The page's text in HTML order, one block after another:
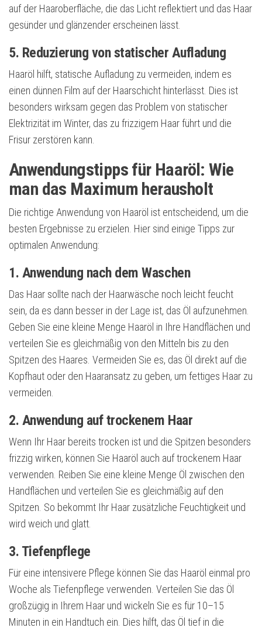
auf der Haaroberfläche, die das Licht reflektiert und das Haar
gesünder und glänzender erscheinen lässt.
5. Reduzierung von statischer Aufladung
Haaröl hilft, statische Aufladung zu vermeiden, indem es
einen dünnen Film auf der Haarschicht hinterlässt. Dies ist
besonders wirksam gegen das Problem von statischer
Elektrizität im Winter, das zu frizzigem Haar führt und die
Frisur zerstören kann.
Anwendungstipps für Haaröl: Wie
man das Maximum herausholt
Die richtige Anwendung von Haaröl ist entscheidend, um die
besten Ergebnisse zu erzielen. Hier sind einige Tipps zur
optimalen Anwendung:
1. Anwendung nach dem Waschen
Das Haar sollte nach der Haarwäsche noch leicht feucht
sein, da es dann besser in der Lage ist, das Öl aufzunehmen.
Geben Sie eine kleine Menge Haaröl in Ihre Handflächen und
verteilen Sie es gleichmäßig von den Mitteln bis zu den
Spitzen des Haares. Vermeiden Sie es, das Öl direkt auf die
Kopfhaut oder den Haaransatz zu geben, um fettiges Haar zu
vermeiden.
2. Anwendung auf trockenem Haar
Wenn Ihr Haar bereits trocken ist und die Spitzen besonders
frizzig wirken, können Sie Haaröl auch auf trockenem Haar
verwenden. Reiben Sie eine kleine Menge Öl zwischen den
Handflächen und verteilen Sie es gleichmäßig auf den
Spitzen. So bekommt Ihr Haar zusätzliche Feuchtigkeit und
wird weich und glatt.
3. Tiefenpflege
Für eine intensivere Pflege können Sie das Haaröl einmal pro
Woche als Tiefenpflege verwenden. Verteilen Sie das Öl
großzügig in Ihrem Haar und wickeln Sie es für 10–15
Minuten in ein Handtuch ein. Dies hilft, das Öl tief in die